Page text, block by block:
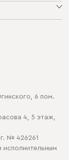
6 пом.
4, 5 этаж,
№ 426261
исполнительным